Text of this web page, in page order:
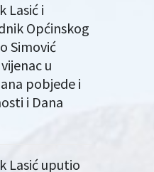
Lasić i
Općinskog
Simović
u
pobjede i
i Dana
Lasić uputio